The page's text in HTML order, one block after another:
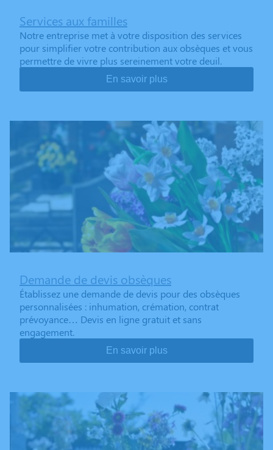
Services aux familles
Notre entreprise met à votre disposition des services
pour simplifier votre contribution aux obsèques et vous
permettre de vivre plus sereinement votre deuil.
En savoir plus
Demande de devis obsèques
Établissez une demande de devis pour des obsèques
personnalisées : inhumation, crémation, contrat
prévoyance… Devis en ligne gratuit et sans
engagement.
En savoir plus